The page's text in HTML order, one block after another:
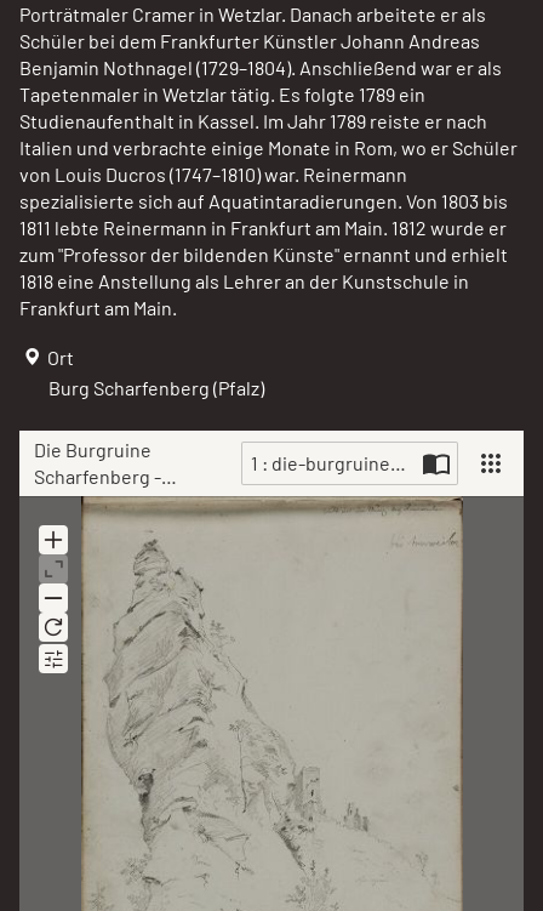
Die Burgruine
Scharfenberg -
Skizzenbuch Blatt 12
1 : die-burgruine-scharfenberg--
Scan
Porträtmaler Cramer in Wetzlar. Danach arbeitete er als
Schüler bei dem Frankfurter Künstler Johann Andreas
Benjamin Nothnagel (1729–1804). Anschließend war er als
Tapetenmaler in Wetzlar tätig. Es folgte 1789 ein
Studienaufenthalt in Kassel. Im Jahr 1789 reiste er nach
Italien und verbrachte einige Monate in Rom, wo er Schüler
von Louis Ducros (1747–1810) war. Reinermann
spezialisierte sich auf Aquatintaradierungen. Von 1803 bis
1811 lebte Reinermann in Frankfurt am Main. 1812 wurde er
zum "Professor der bildenden Künste" ernannt und erhielt
1818 eine Anstellung als Lehrer an der Kunstschule in
Frankfurt am Main.
Ort
Burg Scharfenberg (Pfalz)